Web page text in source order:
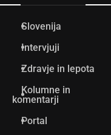
Slovenija
Intervjuji
Zdravje in lepota
Kolumne in
komentarji
Portal